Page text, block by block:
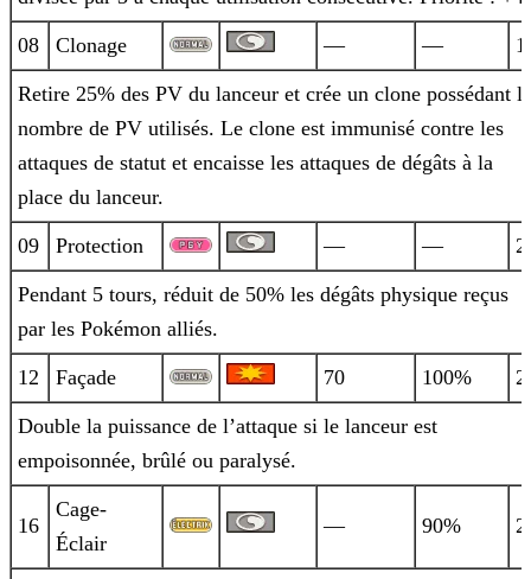
08 Clonage — —
Retire 25% des PV du lanceur et crée un clone possédant le
nombre de PV utilisés. Le clone est immunisé contre les
attaques de statut et encaisse les attaques de dégâts à la
place du lanceur.
09 Protection — —
Pendant 5 tours, réduit de 50% les dégâts physique reçus
par les Pokémon alliés.
12 Façade 70 100%
Double la puissance de l’attaque si le lanceur est
empoisonnée, brûlé ou paralysé.
16
Cage-
Éclair
— 90%